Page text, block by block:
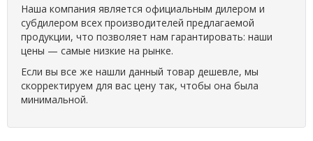
Наша компания является официальным дилером и
субдилером всех производителей предлагаемой
продукции, что позволяет нам гарантировать: наши
цены — самые низкие на рынке.
Если вы все же нашли данный товар дешевле, мы
скорректируем для вас цену так, чтобы она была
минимальной.